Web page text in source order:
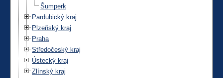
Šumperk
Pardubický kraj
Plzeňský kraj
Praha
Středočeský kraj
Ústecký kraj
Zlínský kraj